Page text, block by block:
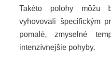
Takéto polohy môžu
vyhovovali špecifickým
pomalé, zmyselné
intenzívnejšie pohyby.